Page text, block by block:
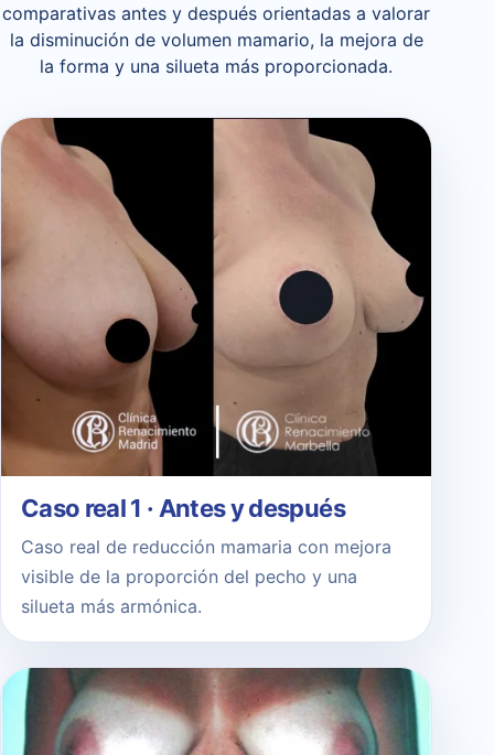
comparativas antes y después orientadas a valorar
la disminución de volumen mamario, la mejora de
la forma y una silueta más proporcionada.
Caso real 1 · Antes y después
Caso real de reducción mamaria con mejora
visible de la proporción del pecho y una
silueta más armónica.